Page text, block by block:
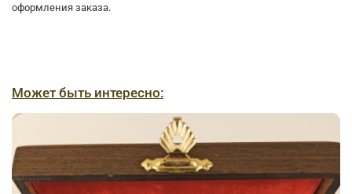
оформления заказа.
Может быть интересно: